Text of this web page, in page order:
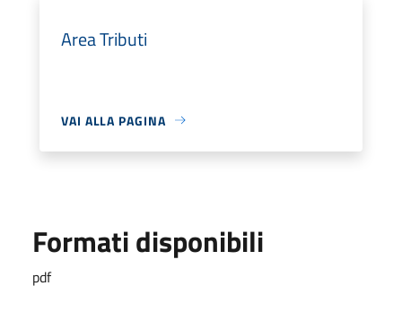
Area Tributi
VAI ALLA PAGINA
Formati disponibili
pdf